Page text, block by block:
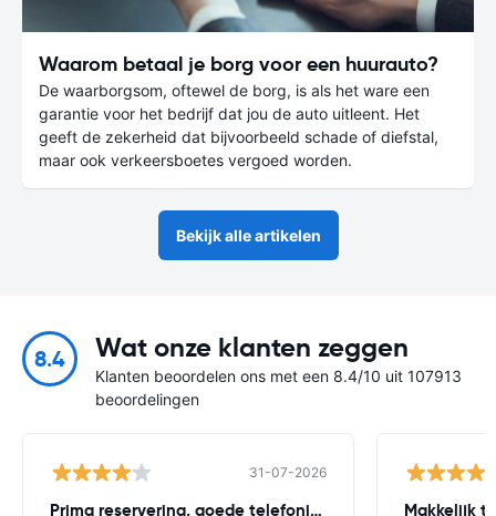
Waarom betaal je borg voor een huurauto?
De waarborgsom, oftewel de borg, is als het ware een
garantie voor het bedrijf dat jou de auto uitleent. Het
geeft de zekerheid dat bijvoorbeeld schade of diefstal,
maar ook verkeersboetes vergoed worden.
Bekijk alle artikelen
8.4 Wat onze klanten zeggen
Klanten beoordelen ons met een 8.4/10 uit 107913
beoordelingen
31-07-2026
Prima reservering, goede telefonische bereikbaarheid Makkelijk